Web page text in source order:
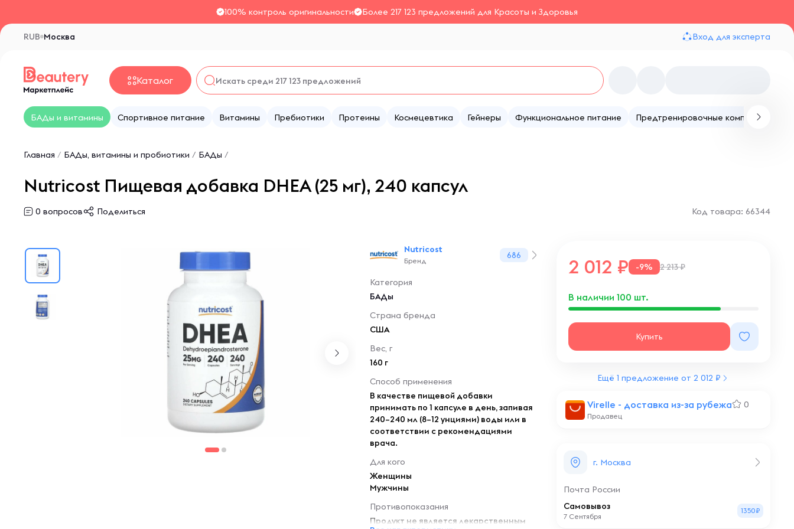
100% контроль оригинальности Более 217 123 предложений для Красоты и Здоровья
Москва
RUB Вход для эксперта
Каталог
БАДы и витамины Спортивное питание Витамины Пребиотики Протеины Космецевтика Гейнеры Функциональное питание Предтренировочные комплексы
Главная / БАДы, витамины и пробиотики / БАДы /
Nutricost Пищевая добавка DHEA (25 мг), 240 капсул
0 вопросов Поделиться Код товара: 66344
Nutricost
Бренд
686
Категория
БАДы
Страна бренда
США
Вес, г
160 г
Способ применения
В качестве пищевой добавки
принимать по 1 капсуле в день, запивая
240–240 мл (8–12 унциями) воды или в
соответствии с рекомендациями
врача.
Для кого
Женщины
Мужчины
Противопоказания
Продукт не является лекарственным
Virelle - доставка из-за рубежа 0
Продавец
2 012 -9% 2 213 ₽
В наличии 100 шт.
Купить
г. Москва
Почта России
Самовывоз
7 Сентября
1350₽
Ещё 1 предложение от 2 012 ₽